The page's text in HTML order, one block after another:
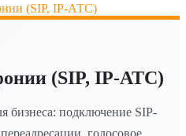
(SIP, IP-АТС)
(SIP, IP-АТС)
бизнеса: подключение SIP-